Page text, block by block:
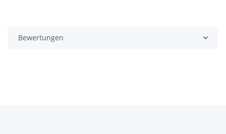
Bewertungen